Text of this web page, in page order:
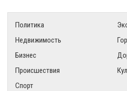
Политика
Недвижимость
Бизнес
Происшествия
Спорт